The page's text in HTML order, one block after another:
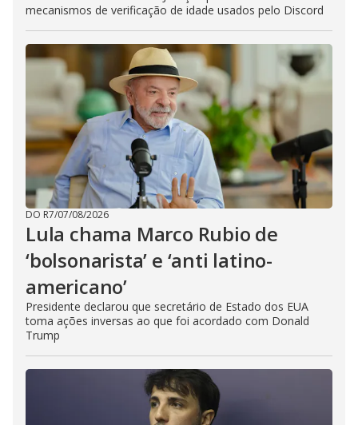
mecanismos de verificação de idade usados pelo Discord
DO R7/07/08/2026
Lula chama Marco Rubio de
‘bolsonarista’ e ‘anti latino-
americano’
Presidente declarou que secretário de Estado dos EUA
toma ações inversas ao que foi acordado com Donald
Trump